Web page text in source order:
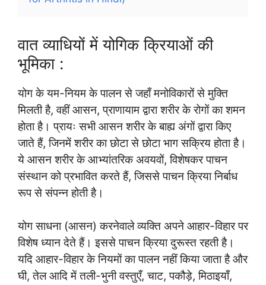
वात व्याधियों में योगिक क्रियाओं की
भूमिका :
योग के यम-नियम के पालन से जहाँ मनोविकारों से मुक्ति
मिलती है, वहीं आसन, प्राणायाम द्वारा शरीर के रोगों का शमन
होता है। प्रायः सभी आसन शरीर के बाह्य अंगों द्वारा किए
जाते हैं, जिनमें शरीर का छोटा से छोटा भाग सक्रिय होता है।
ये आसन शरीर के आभ्यांतरिक अवयवों, विशेषकर पाचन
संस्थान को प्रभावित करते हैं, जिससे पाचन क्रिया निर्बाध
रूप से संपन्न होती है।
योग साधना (आसन) करनेवाले व्यक्ति अपने आहार-विहार पर
विशेष ध्यान देते हैं। इससे पाचन क्रिया दुरूस्त रहती है।
यदि आहार-विहार के नियमों का पालन नहीं किया जाता है और
घी, तेल आदि में तली-भुनी वस्तुएँ, चाट, पकौड़े, मिठाइयाँ,